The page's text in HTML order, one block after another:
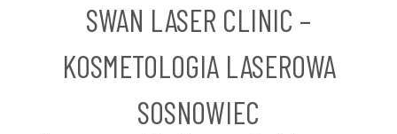
SWAN LASER CLINIC –
KOSMETOLOGIA LASEROWA
SOSNOWIEC